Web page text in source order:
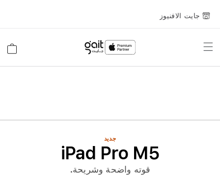
جايت الافنيوز
Toggle
جديد
iPad Pro M5
قوته واضحة وشريحة.